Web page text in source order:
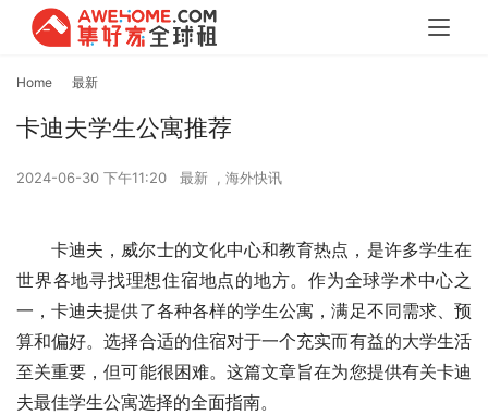
Home 最新
卡迪夫学生公寓推荐
2024-06-30 下午11:20 最新 , 海外快讯
卡迪夫，威尔士的文化中心和教育热点，是许多学生在
世界各地寻找理想住宿地点的地方。作为全球学术中心之
一，卡迪夫提供了各种各样的学生公寓，满足不同需求、预
算和偏好。选择合适的住宿对于一个充实而有益的大学生活
至关重要，但可能很困难。这篇文章旨在为您提供有关卡迪
夫最佳学生公寓选择的全面指南。